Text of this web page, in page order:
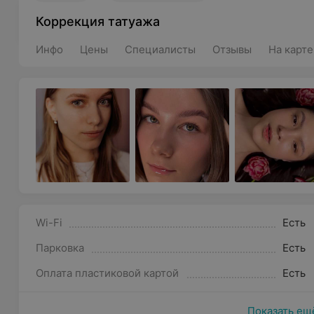
Коррекция татуажа
Инфо Цены Специалисты Отзывы На карте
Wi-Fi
Есть
Парковка
Есть
Оплата пластиковой картой
Есть
Показать